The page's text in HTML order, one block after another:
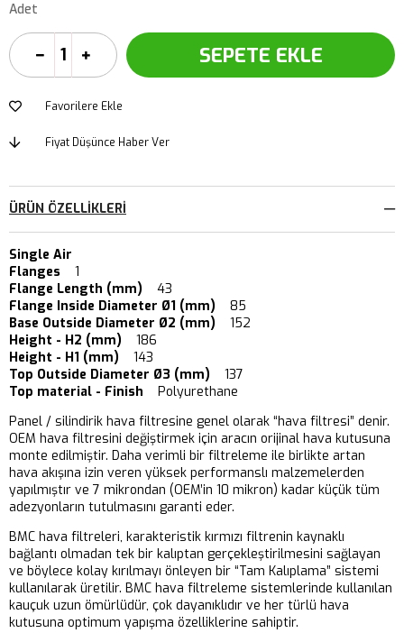
Adet
Favorilere Ekle
Fiyat Düşünce Haber Ver
ÜRÜN ÖZELLIKLERI
Single Air
Flanges 1
Flange Length (mm) 43
Flange Inside Diameter Ø1 (mm) 85
Base Outside Diameter Ø2 (mm) 152
Height - H2 (mm) 186
Height - H1 (mm) 143
Top Outside Diameter Ø3 (mm) 137
Top material - Finish Polyurethane
Panel / silindirik hava filtresine genel olarak “hava filtresi” denir.
OEM hava filtresini değiştirmek için aracın orijinal hava kutusuna
monte edilmiştir. Daha verimli bir filtreleme ile birlikte artan
hava akışına izin veren yüksek performanslı malzemelerden
yapılmıştır ve 7 mikrondan (OEM’in 10 mikron) kadar küçük tüm
adezyonların tutulmasını garanti eder.
BMC hava filtreleri, karakteristik kırmızı filtrenin kaynaklı
bağlantı olmadan tek bir kalıptan gerçekleştirilmesini sağlayan
ve böylece kolay kırılmayı önleyen bir “Tam Kalıplama” sistemi
kullanılarak üretilir. BMC hava filtreleme sistemlerinde kullanılan
kauçuk uzun ömürlüdür, çok dayanıklıdır ve her türlü hava
kutusuna optimum yapışma özelliklerine sahiptir.